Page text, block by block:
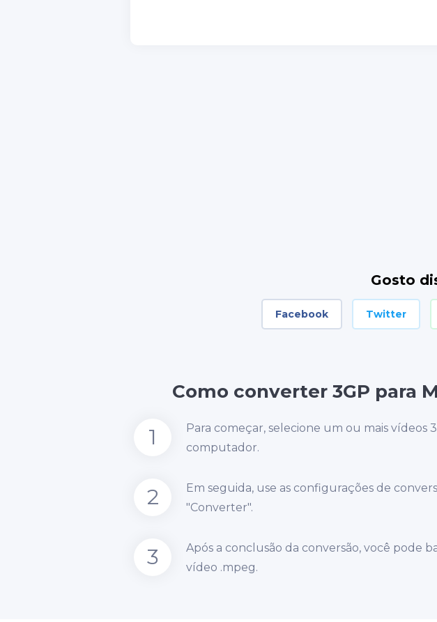
Gosto
Facebook Twitter
Como converter 3GP para
1
Para começar, selecione um ou mais vídeos
computador.
2
Em seguida, use as configurações de
"Converter".
3
Após a conclusão da conversão, você pode
vídeo .mpeg.